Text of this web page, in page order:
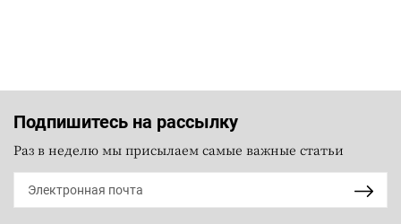
Подпишитесь на рассылку
Раз в неделю мы присылаем самые важные статьи